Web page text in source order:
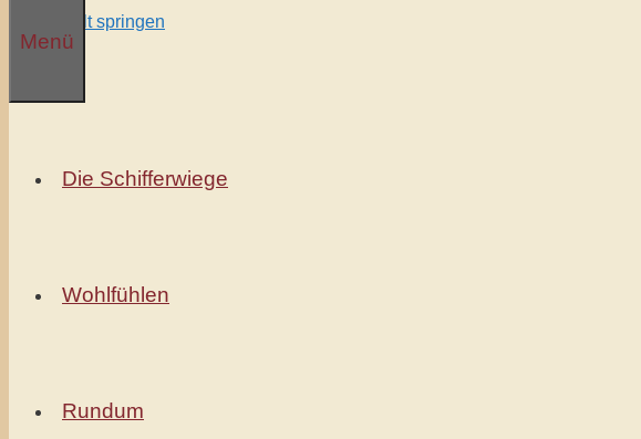
Zum Inhalt springen
Menü
Die Schifferwiege
Wohlfühlen
Rundum